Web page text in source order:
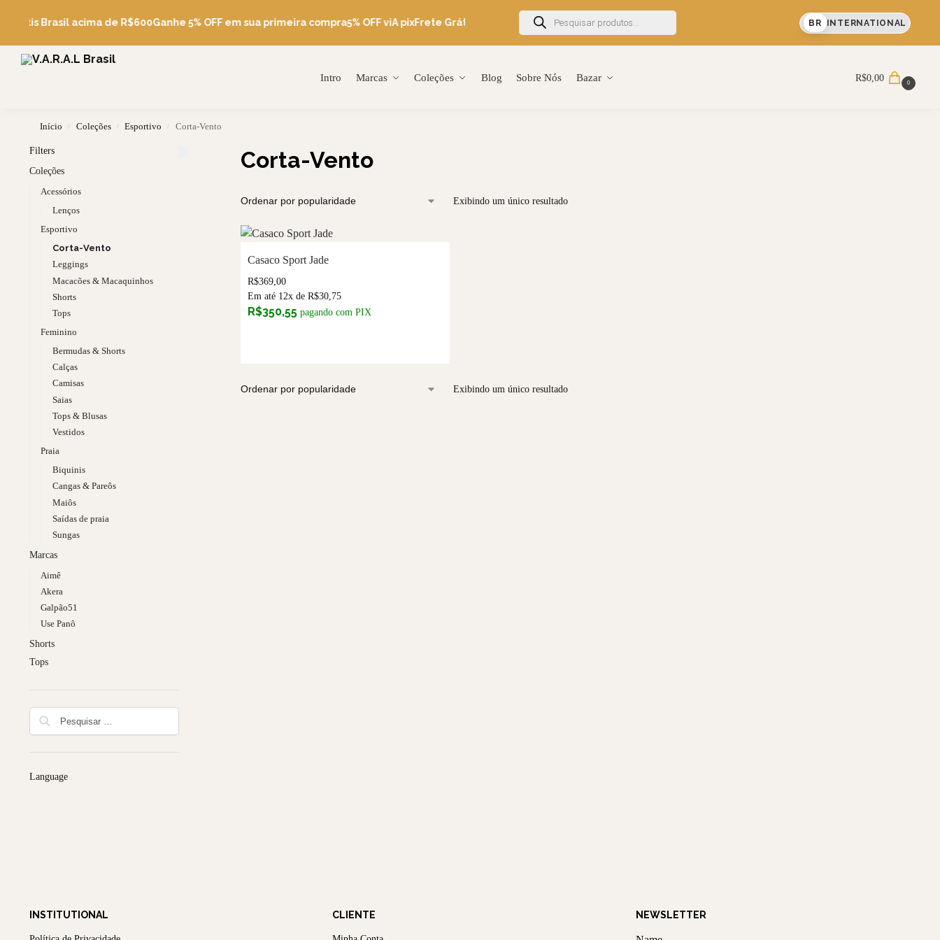
Grátis Brasil acima de R$600Ganhe 5% OFF em sua primeira compra5% OFF viA pixFrete Grátis Brasil acima de R$600Ganhe 5% OFF em sua primeira compra BR INTERNATIONAL
Intro Marcas Coleções Blog Sobre Nós Bazar R$0,00 0
Início / Coleções / Esportivo / Corta-Vento
Corta-Vento
Exibindo um único resultado
Casaco Sport Jade
R$369,00
Em até 12x deR$30,75
R$350,55 pagando com PIX
Exibindo um único resultado
Filters
Coleções
Acessórios
Lenços
Esportivo
Corta-Vento
Leggings
Macacões & Macaquinhos
Shorts
Tops
Feminino
Bermudas & Shorts
Calças
Camisas
Saias
Tops & Blusas
Vestidos
Praia
Biquinis
Cangas & Pareôs
Maiôs
Saídas de praia
Sungas
Marcas
Aimê
Akera
Galpão51
Use Panô
Shorts
Tops
Language
INSTITUTIONAL CLIENTE NEWSLETTER